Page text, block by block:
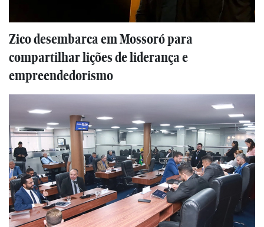
Zico desembarca em Mossoró para
compartilhar lições de liderança e
empreendedorismo